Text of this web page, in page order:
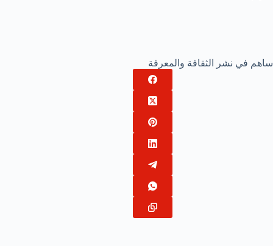
ساهم في نشر الثقافة والمعرفة